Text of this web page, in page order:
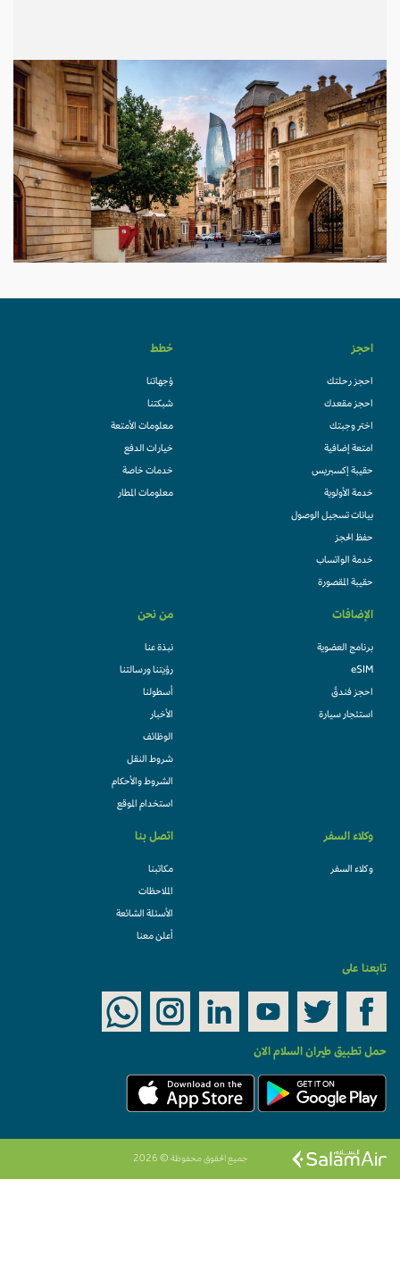
احجز
احجز رحلتك
احجز مقعدك
اختر وجبتك
امتعة إضافية
حقيبة إكسبريس
خدمة الأولوية
بيانات تسجيل الوصول
حفظ الحجز
خدمة الواتساب
حقيبة المقصورة
خطط
وُجهاتنا
شبكتنا
معلومات الأمتعة
خيارات الدفع
خدمات خاصة
معلومات المطار
الإضافات
برنامج العضوية
eSIM
احجز فندقً
استئجار سيارة
من نحن
نبذة عنا
رؤيتنا ورسالتنا
أسطولنا
الأخبار
الوظائف
شروط النقل
الشروط والأحكام
استخدام الموقع
وكلاء السفر
وكلاء السفر
اتصل بنا
مكاتبنا
الملاحظات
الأسئلة الشائعة
أعلن معنا
تابعنا على
حمل تطبيق طيران السلام الان
جميع الحقوق محفوظة © 2026